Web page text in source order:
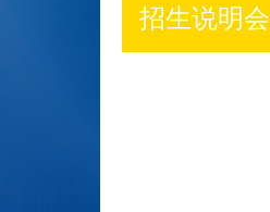
招生说明会